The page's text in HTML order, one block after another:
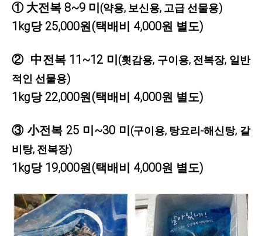
① 大전복 8~9 미(약용, 보신용, 고급 선물용)
1kg당 25,000원(택배비 4,000원 별도)
② 中전복 11~12 미(횟감용, 구이용, 전복장, 일반
적인 선물용)
1kg당 22,000원(택배비 4,000원 별도)
③ 小전복 25 미~30 미(구이용, 탕요리-해신탕, 갈
비탕, 전복장)
1kg당 19,000원(택배비 4,000원 별도)